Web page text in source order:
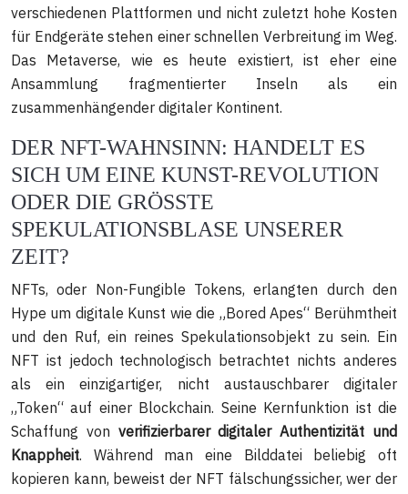
verschiedenen Plattformen und nicht zuletzt hohe Kosten
für Endgeräte stehen einer schnellen Verbreitung im Weg.
Das Metaverse, wie es heute existiert, ist eher eine
Ansammlung fragmentierter Inseln als ein
zusammenhängender digitaler Kontinent.
DER NFT-WAHNSINN: HANDELT ES
SICH UM EINE KUNST-REVOLUTION
ODER DIE GRÖSSTE
SPEKULATIONSBLASE UNSERER
ZEIT?
NFTs, oder Non-Fungible Tokens, erlangten durch den
Hype um digitale Kunst wie die „Bored Apes“ Berühmtheit
und den Ruf, ein reines Spekulationsobjekt zu sein. Ein
NFT ist jedoch technologisch betrachtet nichts anderes
als ein einzigartiger, nicht austauschbarer digitaler
„Token“ auf einer Blockchain. Seine Kernfunktion ist die
Schaffung von verifizierbarer digitaler Authentizität und
Knappheit. Während man eine Bilddatei beliebig oft
kopieren kann, beweist der NFT fälschungssicher, wer der